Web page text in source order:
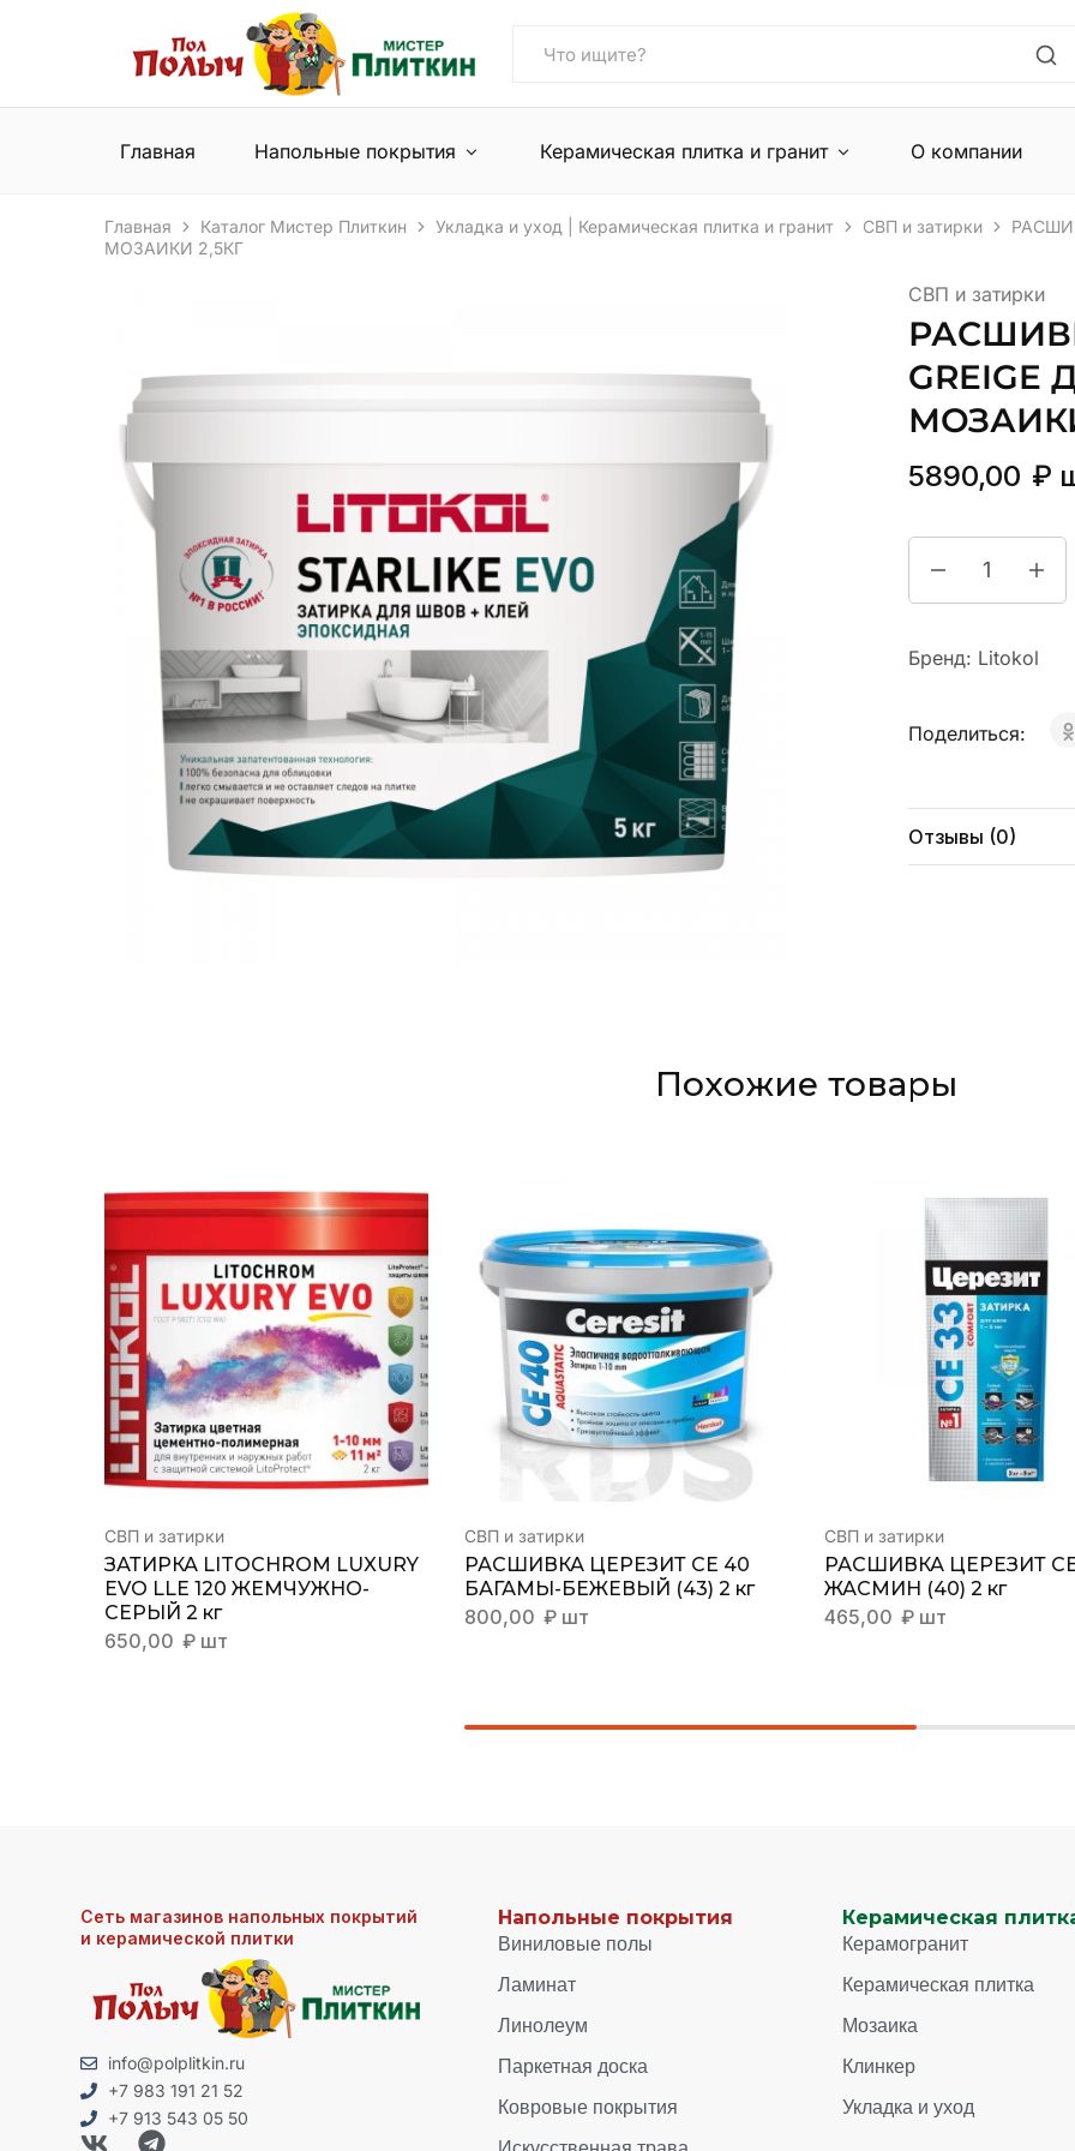
Пол
Полыч
Плиткин
Сеть
магазинов
и
керамической
Главная Напольные покрытия Керамическая плитка и гранит О компании
Главная Каталог Мистер Плиткин Укладка и уход | Керамическая плитка и гранит СВП и затирки
МОЗАИКИ 2,5КГ
СВП и затирки
5890,00 ₽
Бренд: Litokol
Поделиться:
Отзывы (0)
Похожие товары
СВП и затирки
ЗАТИРКА LITOCHROM LUXURY
EVO LLE 120 ЖЕМЧУЖНО-
СЕРЫЙ 2 кг
650,00 ₽ шт
СВП и затирки
РАСШИВКА ЦЕРЕЗИТ СЕ 40
БАГАМЫ-БЕЖЕВЫЙ (43) 2 кг
800,00 ₽ шт
СВП и затирки
РАСШИВКА ЦЕРЕЗИТ
ЖАСМИН (40) 2 кг
465,00 ₽ шт
Сеть магазинов напольных покрытий
и керамической плитки
info@polplitkin.ru
+7 983 191 21 52
+7 913 543 05 50
Напольные покрытия
Виниловые полы
Ламинат
Линолеум
Паркетная доска
Ковровые покрытия
Керамическая
Керамогранит
Керамическая плитка
Мозаика
Клинкер
Укладка и уход